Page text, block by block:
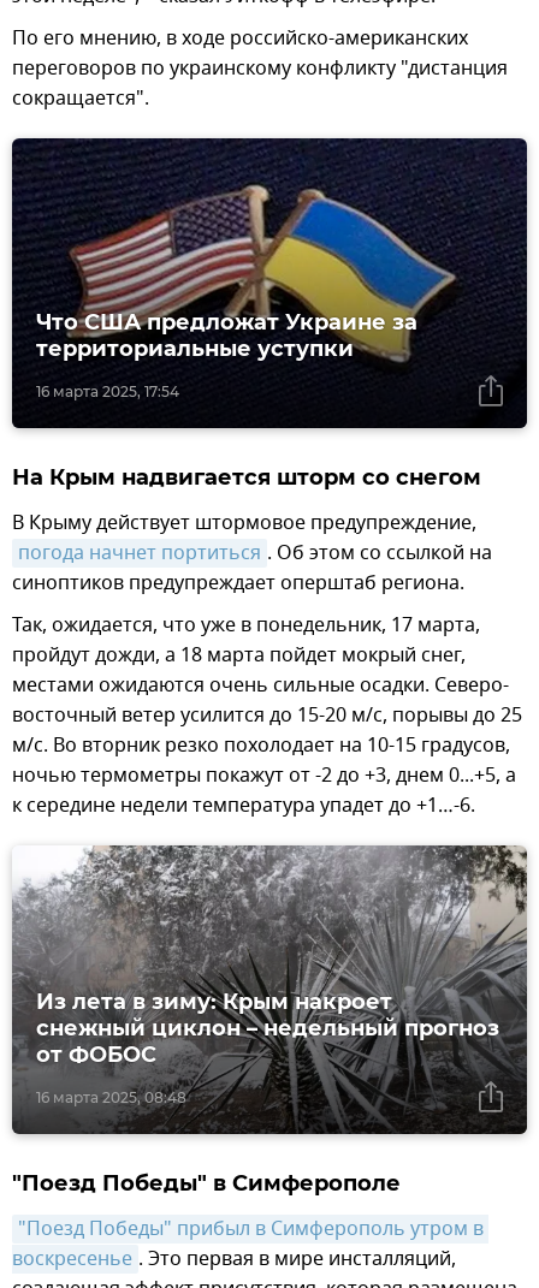
По его мнению, в ходе российско-американских
переговоров по украинскому конфликту "дистанция
сокращается".
16 марта 2025, 17:54
Что США предложат Украине за
территориальные уступки
На Крым надвигается шторм со снегом
В Крыму действует штормовое предупреждение,
погода начнет портиться . Об этом со ссылкой на
синоптиков предупреждает оперштаб региона.
Так, ожидается, что уже в понедельник, 17 марта,
пройдут дожди, а 18 марта пойдет мокрый снег,
местами ожидаются очень сильные осадки. Северо-
восточный ветер усилится до 15-20 м/с, порывы до 25
м/с. Во вторник резко похолодает на 10-15 градусов,
ночью термометры покажут от -2 до +3, днем 0...+5, а
к середине недели температура упадет до +1…-6.
16 марта 2025, 08:48
Из лета в зиму: Крым накроет
снежный циклон – недельный прогноз
от ФОБОС
"Поезд Победы" в Симферополе
"Поезд Победы" прибыл в Симферополь утром в
воскресенье . Это первая в мире инсталляций,